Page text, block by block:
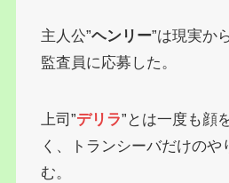
主人公”ヘンリー”は現実か
監査員に応募した。
上司”デリラ”とは一度も顔
く、トランシーバだけのや
む。